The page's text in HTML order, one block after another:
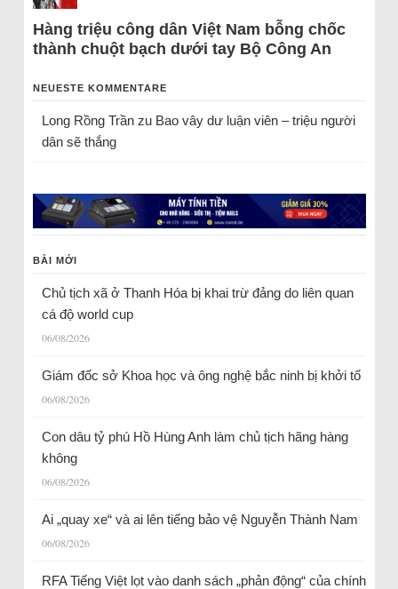
Hàng triệu công dân Việt Nam bỗng chốc
thành chuột bạch dưới tay Bộ Công An
NEUESTE KOMMENTARE
Long Rồng Trầnzu Bao vây dư luận viên – triệu người
dân sẽ thắng
BÀI MỚI
Chủ tịch xã ở Thanh Hóa bị khai trừ đảng do liên quan
cá độ world cup
06/08/2026
Giám đốc sở Khoa học và ông nghệ bắc ninh bị khởi tố
06/08/2026
Con dâu tỷ phú Hồ Hùng Anh làm chủ tịch hãng hàng
không
06/08/2026
Ai „quay xe“ và ai lên tiếng bảo vệ Nguyễn Thành Nam
06/08/2026
RFA Tiếng Việt lọt vào danh sách „phản động“ của chính